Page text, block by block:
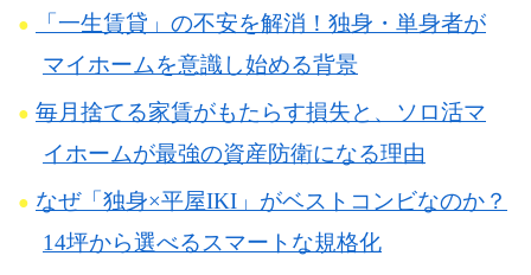
「一生賃貸」の不安を解消！独身・単身者が
マイホームを意識し始める背景
毎月捨てる家賃がもたらす損失と、ソロ活マ
イホームが最強の資産防衛になる理由
なぜ「独身×平屋IKI」がベストコンビなのか？
14坪から選べるスマートな規格化